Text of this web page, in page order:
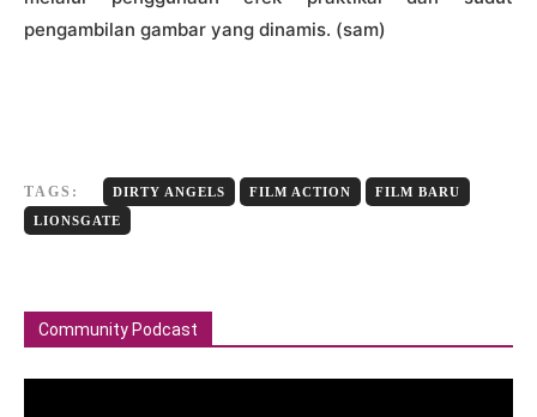
pengambilan gambar yang dinamis. (sam)
TAGS: DIRTY ANGELS FILM ACTION
FILM BARU
LIONSGATE
Community Podcast